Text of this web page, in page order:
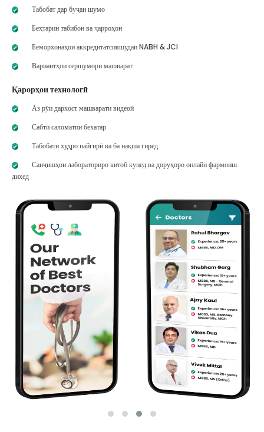
Табобат дар буҷаи шумо
Беҳтарин табибон ва ҷарроҳон
Беморхонаҳои аккредитатсияшудаи NABH & JCI
Вариантҳои сершумори машварат
Қарорҳои технологӣ
Аз рӯи дархост машварати видеоӣ
Сабти саломатии бехатар
Табобати худро пайгирӣ ва ба нақша гиред
Санҷишҳои лабораториро китоб кунед ва доруҳоро онлайн фармоиш
диҳед